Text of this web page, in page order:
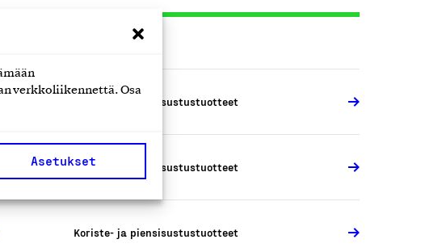
verkkoliikennettä. Osa
Asetukset
Koriste- ja piensisustustuotteet
Koriste- ja piensisustustuotteet
Koriste- ja piensisustustuotteet